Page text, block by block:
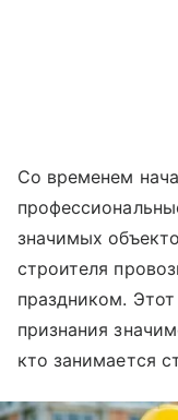
Со временем
значимых
строителя
праздником.
признания
кто занимается